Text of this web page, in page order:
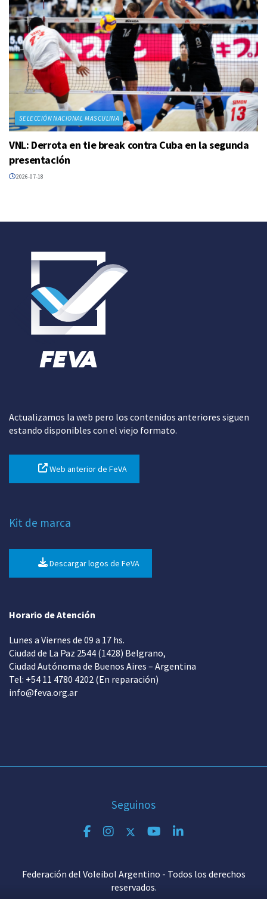
SELECCIÓN NACIONAL MASCULINA
VNL: Derrota en tie break contra Cuba en la segunda
presentación
2026-07-18
Actualizamos la web pero los contenidos anteriores siguen
estando disponibles con el viejo formato.
Web anterior de FeVA
Kit de marca
Descargar logos de FeVA
Horario de Atención
Lunes a Viernes de 09 a 17 hs.
Ciudad de La Paz 2544 (1428) Belgrano,
Ciudad Autónoma de Buenos Aires – Argentina
Tel: +54 11 4780 4202 (En reparación)
info@feva.org.ar
Seguinos
Federación del Voleibol Argentino - Todos los derechos
reservados.